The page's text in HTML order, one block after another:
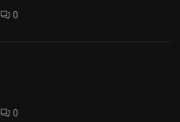
0
0